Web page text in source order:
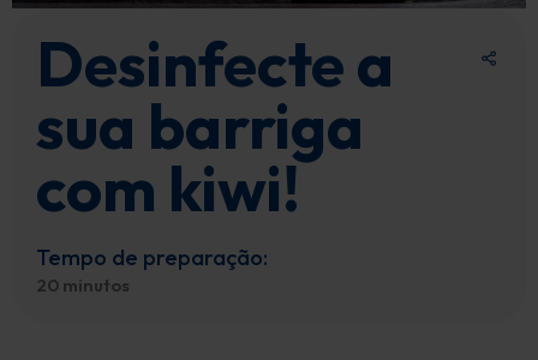
Desinfecte a
sua barriga
com kiwi!
Tempo de preparação:
20 minutos